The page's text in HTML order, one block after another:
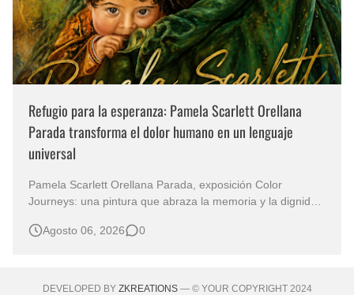
Refugio para la esperanza: Pamela Scarlett Orellana
Parada transforma el dolor humano en un lenguaje
universal
Pamela Scarlett Orellana Parada, exposición Color
Journeys: una pintura que abraza la memoria y la dignidad
obras no necesitan levantar la voz para permanecer en la
Agosto 06, 2026 0
DEVELOPED BY ZKREATIONS— © YOUR COPYRIGHT 2024